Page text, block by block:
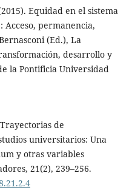
Equidad en el sistema
Acceso, permanencia,
(Ed.), La
desarrollo y
la Pontificia Universidad
de
universitarios: Una
y otras variables
21(2), 239–256.